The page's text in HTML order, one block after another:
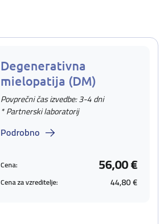
Degenerativna
mielopatija (DM)
Povprečni čas izvedbe: 3-4 dni
* Partnerski laboratorij
Podrobno
Cena: 56,00 €
Cena za vzreditelje: 44,80 €